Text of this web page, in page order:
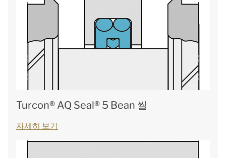
Turcon® AQ Seal® 5 Bean 씰
자세히 보기